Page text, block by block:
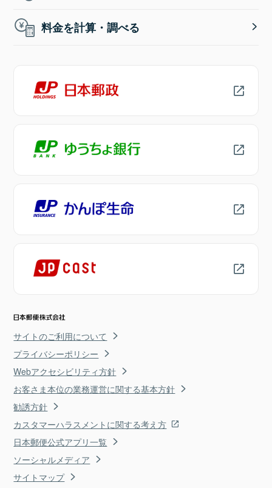
料金を計算・調べる
サイトのご利用について
プライバシーポリシー
Webアクセシビリティ方針
お客さま本位の業務運営に関する基本方針
勧誘方針
カスタマーハラスメントに関する考え方
日本郵便公式アプリ一覧
ソーシャルメディア
サイトマップ